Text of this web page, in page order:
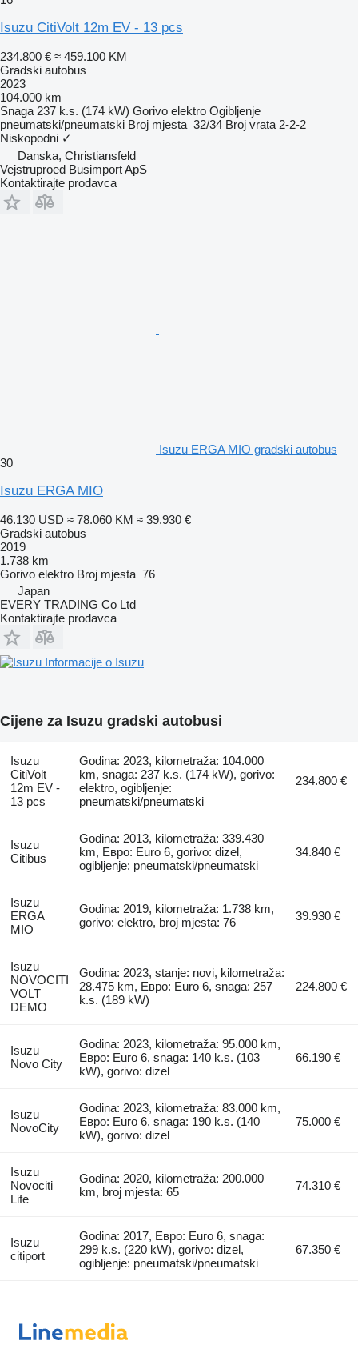
Isuzu CitiVolt 12m EV - 13 pcs
234.800 € ≈ 459.100 KM
Gradski autobus
2023
104.000 km
Snaga 237 k.s. (174 kW) Gorivo elektro Ogibljenje
pneumatski/pneumatski Broj mjesta 32/34 Broj vrata 2-2-2
Niskopodni ✓
Danska, Christiansfeld
Vejstruproed Busimport ApS
Kontaktirajte prodavca
Isuzu ERGA MIO gradski autobus
30
Isuzu ERGA MIO
46.130 USD ≈ 78.060 KM ≈ 39.930 €
Gradski autobus
2019
1.738 km
Gorivo elektro Broj mjesta 76
Japan
EVERY TRADING Co Ltd
Kontaktirajte prodavca
Informacije o Isuzu
Cijene za Isuzu gradski autobusi
Isuzu
CitiVolt
12m EV -
13 pcs
Godina: 2023, kilometraža: 104.000
km, snaga: 237 k.s. (174 kW), gorivo:
elektro, ogibljenje:
pneumatski/pneumatski
234.800 €
Isuzu
Citibus
Godina: 2013, kilometraža: 339.430
km, Евро: Euro 6, gorivo: dizel,
ogibljenje: pneumatski/pneumatski
34.840 €
Isuzu
ERGA
MIO
Godina: 2019, kilometraža: 1.738 km,
gorivo: elektro, broj mjesta: 76
39.930 €
Isuzu
NOVOCITI
VOLT
DEMO
Godina: 2023, stanje: novi, kilometraža:
28.475 km, Евро: Euro 6, snaga: 257
k.s. (189 kW)
224.800 €
Isuzu
Novo City
Godina: 2023, kilometraža: 95.000 km,
Евро: Euro 6, snaga: 140 k.s. (103
kW), gorivo: dizel
66.190 €
Isuzu
NovoCity
Godina: 2023, kilometraža: 83.000 km,
Евро: Euro 6, snaga: 190 k.s. (140
kW), gorivo: dizel
75.000 €
Isuzu
Novociti
Life
Godina: 2020, kilometraža: 200.000
km, broj mjesta: 65
74.310 €
Isuzu
citiport
Godina: 2017, Евро: Euro 6, snaga:
299 k.s. (220 kW), gorivo: dizel,
ogibljenje: pneumatski/pneumatski
67.350 €